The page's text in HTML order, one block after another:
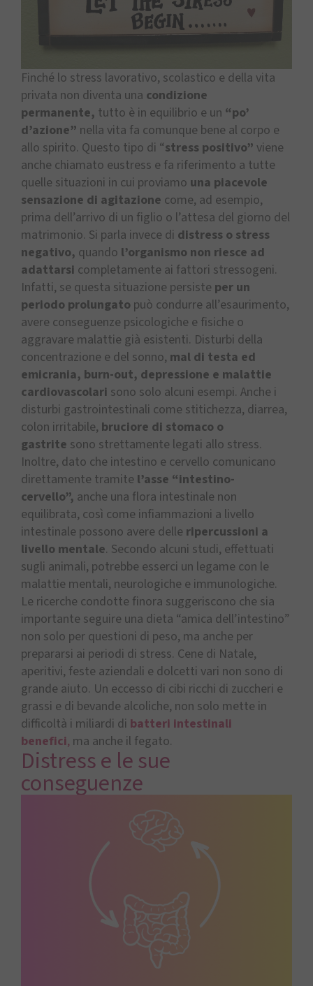
Finché lo stress lavorativo, scolastico e della vita
privata non diventa una condizione
permanente, tutto è in equilibrio e un “po’
d’azione” nella vita fa comunque bene al corpo e
allo spirito. Questo tipo di “stress positivo” viene
anche chiamato eustress e fa riferimento a tutte
quelle situazioni in cui proviamo una piacevole
sensazione di agitazione come, ad esempio,
prima dell’arrivo di un figlio o l’attesa del giorno del
matrimonio. Si parla invece di distress o stress
negativo, quando l’organismo non riesce ad
adattarsi completamente ai fattori stressogeni.
Infatti, se questa situazione persiste per un
periodo prolungato può condurre all’esaurimento,
avere conseguenze psicologiche e fisiche o
aggravare malattie già esistenti. Disturbi della
concentrazione e del sonno, mal di testa ed
emicrania, burn-out, depressione e malattie
cardiovascolari sono solo alcuni esempi. Anche i
disturbi gastrointestinali come stitichezza, diarrea,
colon irritabile, bruciore di stomaco o
gastrite sono strettamente legati allo stress.
Inoltre, dato che intestino e cervello comunicano
direttamente tramite l’asse “intestino-
cervello”, anche una flora intestinale non
equilibrata, così come infiammazioni a livello
intestinale possono avere delle ripercussioni a
livello mentale. Secondo alcuni studi, effettuati
sugli animali, potrebbe esserci un legame con le
malattie mentali, neurologiche e immunologiche.
Le ricerche condotte finora suggeriscono che sia
importante seguire una dieta “amica dell’intestino”
non solo per questioni di peso, ma anche per
prepararsi ai periodi di stress. Cene di Natale,
aperitivi, feste aziendali e dolcetti vari non sono di
grande aiuto. Un eccesso di cibi ricchi di zuccheri e
grassi e di bevande alcoliche, non solo mette in
difficoltà i miliardi di batteri intestinali
benefici, ma anche il fegato.
Distress e le sue
conseguenze